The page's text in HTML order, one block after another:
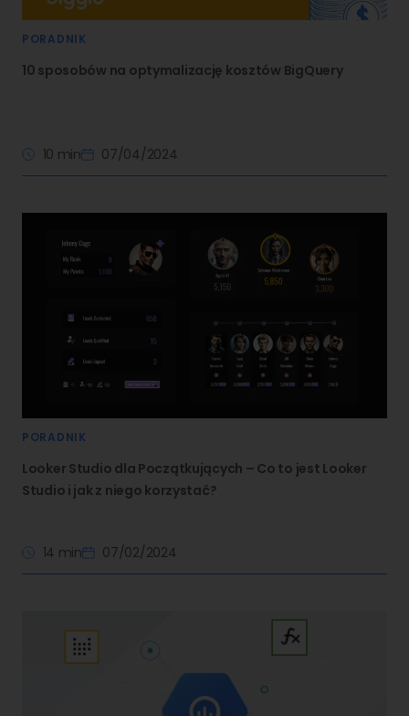
PORADNIK
10 sposobów na optymalizację kosztów BigQuery
10 min 07/04/2024
PORADNIK
Looker Studio dla Początkujących – Co to jest Looker
Studio i jak z niego korzystać?
14 min 07/02/2024